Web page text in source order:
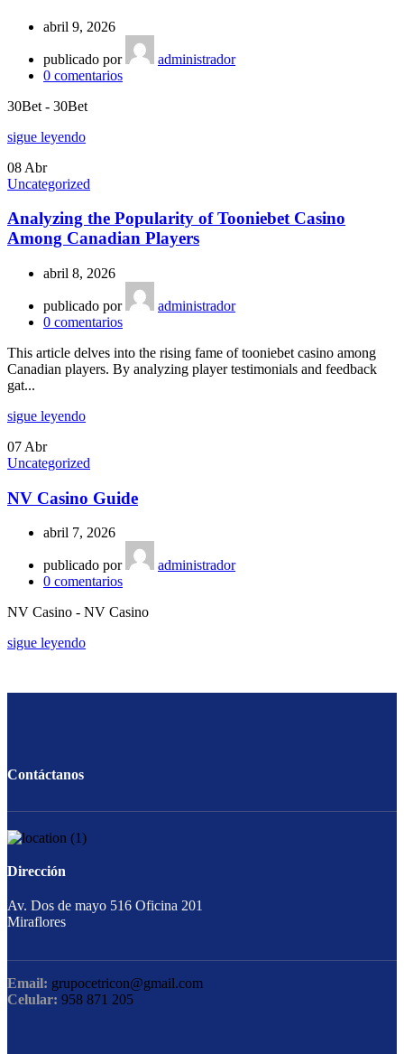
abril 9, 2026
publicado por
administrador
0 comentarios
30Bet - 30Bet
sigue leyendo
08 Abr
Uncategorized
Analyzing the Popularity of Tooniebet Casino
Among Canadian Players
abril 8, 2026
publicado por
administrador
0 comentarios
This article delves into the rising fame of tooniebet casino among
Canadian players. By analyzing player testimonials and feedback
gat...
sigue leyendo
07 Abr
Uncategorized
NV Casino Guide
abril 7, 2026
publicado por
administrador
0 comentarios
NV Casino - NV Casino
sigue leyendo
Contáctanos
Dirección
Av. Dos de mayo 516 Oficina 201
Miraflores
Email: grupocetricon@gmail.com
Celular: 958 871 205